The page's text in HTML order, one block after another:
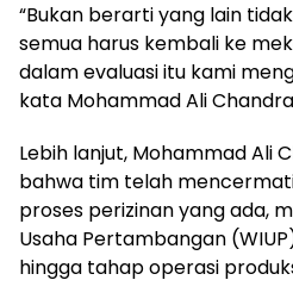
“Bukan berarti yang lain
semua harus kembali ke
dalam evaluasi itu kami
kata Mohammad Ali
Lebih lanjut, Mohammad Ali
bahwa tim telah
proses perizinan yang ada,
Usaha Pertambangan
hingga tahap operasi